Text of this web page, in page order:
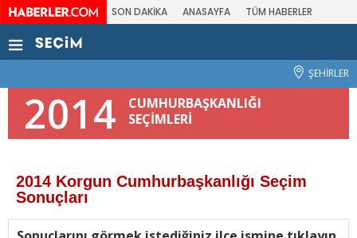
SON DAKİKA ANASAYFA TÜM HABERLER
ŞEHİRLER
2014
CUMHURBAŞKANLIĞI
SEÇİMLERİ
2014 Korgun Cumhurbaşkanlığı Seçim
Sonuçları